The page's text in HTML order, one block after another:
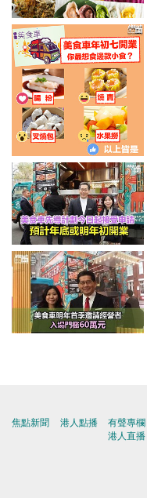
焦點新聞 港人點播
有聲專欄
港人直播